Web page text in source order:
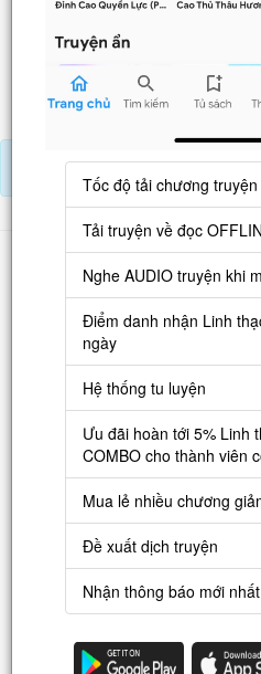
Nạp Lịch
Danh sách
Truyện mới
Truyện Hot
Truyện Full
Truyện Dịch Miễn Phí
Thao tác
Đăng ký tài khoản
Danh sách combo
Nguời dùng
Lưu ý trên web
Tốc độ tải chương
Tải truyện về đọc
Nghe AUDIO truyện khi
Điểm danh nhận Linh
ngày
Hệ thống tu luyện
Ưu đãi hoàn tới 5% Linh
COMBO cho thành viên
Mua lẻ nhiều chương
Đề xuất dịch truyện
Nhận thông báo mới